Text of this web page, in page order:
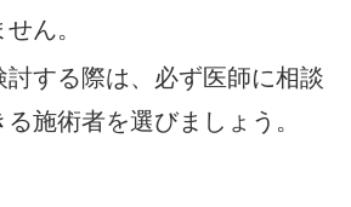
ん。
討する際は、必ず医師に相談
施術者を選びましょう。